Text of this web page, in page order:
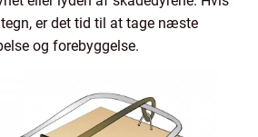
er det tid til at tage næste
og forebyggelse.